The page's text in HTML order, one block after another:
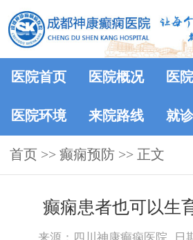
医院首页 医院概况 医
医院环境 来院路线 就
首页 >> 癫痫预防 >> 正文
癫痫患者也可以生